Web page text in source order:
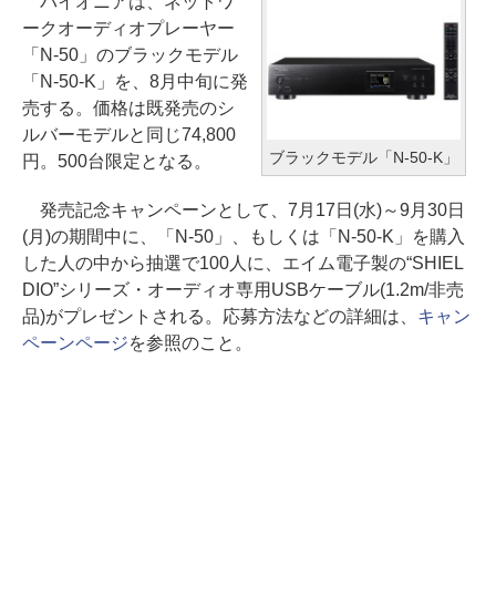
ブラックモデル「N-50-K」
ークオーディオプレーヤー
「N-50」のブラックモデル
「N-50-K」を、8月中旬に発
売する。価格は既発売のシ
ルバーモデルと同じ74,800
円。500台限定となる。
発売記念キャンペーンとして、7月17日(水)～9月30日
(月)の期間中に、「N-50」、もしくは「N-50-K」を購入
した人の中から抽選で100人に、エイム電子製の“SHIEL
DIO”シリーズ・オーディオ専用USBケーブル(1.2m/非売
品)がプレゼントされる。応募方法などの詳細は、 キャン
ペーンページを参照のこと。